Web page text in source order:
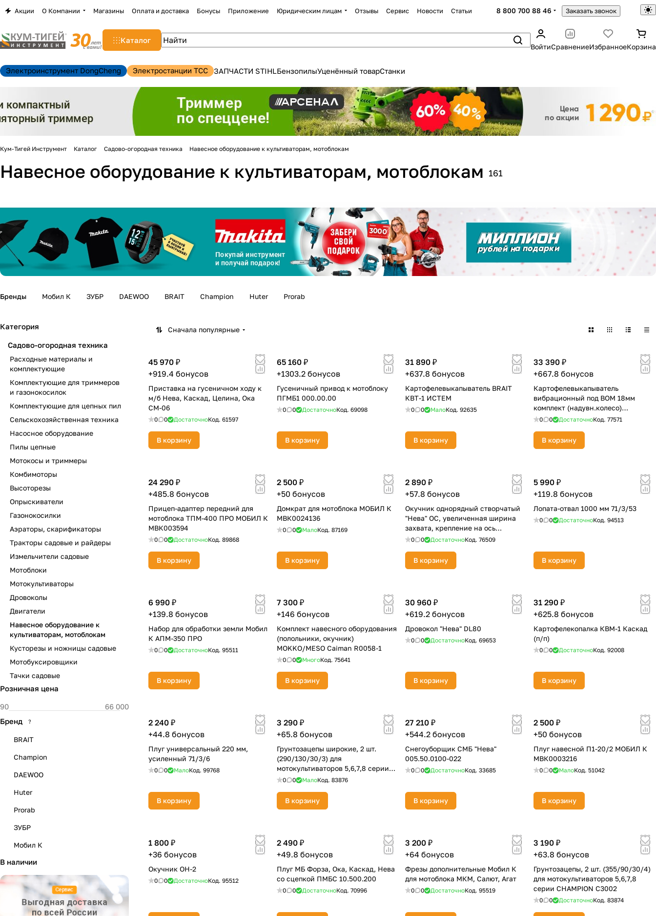
Акции О Компании Магазины Оплата и доставка Бонусы Приложение Юридическим лицам Отзывы Сервис Новости Статьи 8 800 700 88 46 Заказать звонок
Каталог
ВойтиСравнениеИзбранноеКорзина
Электроинструмент DongCheng Электростанции TCC ЗАПЧАСТИ STIHLБензопилыУценённый товарСтанки
Кум-Тигей Инструмент Каталог Садово-огородная техника Навесное оборудование к культиваторам, мотоблокам
Навесное оборудование к культиваторам, мотоблокам 161
Бренды Мобил К ЗУБР DAEWOO BRAIT Champion Huter Prorab
Сначала популярные
45 970 ₽
+919.4 бонусов
Приставка на гусеничном ходу к
м/б Нева, Каскад, Целина, Ока
СМ-06
0 0 ДостаточноКод. 61597
В корзину
65 160 ₽
+1303.2 бонусов
Гусеничный привод к мотоблоку
ПГМБ1 000.00.00
0 0 ДостаточноКод. 69098
В корзину
31 890 ₽
+637.8 бонусов
Картофелевыкапыватель BRAIT
КВТ-1 ИСТЕМ
0 0 МалоКод. 92635
В корзину
33 390 ₽
+667.8 бонусов
Картофелевыкапыватель
вибрационный под ВОМ 18мм
комплект (надувн.колесо)
02.01.04.00.00
0 0 ДостаточноКод. 77571
В корзину
24 290 ₽
+485.8 бонусов
Прицеп-адаптер передний для
мотоблока ТПМ-400 ПРО МОБИЛ К
МВК003594
0 0 ДостаточноКод. 89868
В корзину
2 500 ₽
+50 бонусов
Домкрат для мотоблока МОБИЛ К
МВК0024136
0 0 МалоКод. 87169
В корзину
2 890 ₽
+57.8 бонусов
Окучник однорядный створчатый
"Нева" ОС, увеличенная ширина
захвата, крепление на ось
005.03.0800-04
0 0 ДостаточноКод. 76509
В корзину
5 990 ₽
+119.8 бонусов
Лопата-отвал 1000 мм 71/3/53
0 0 ДостаточноКод. 94513
В корзину
6 990 ₽
+139.8 бонусов
Набор для обработки земли Мобил
К АПМ-350 ПРО
0 0 ДостаточноКод. 95511
В корзину
7 300 ₽
+146 бонусов
Комплект навесного оборудования
(полольники, окучник)
MOKKO/MESO Caiman R0058-1
0 0 МногоКод. 75641
В корзину
30 960 ₽
+619.2 бонусов
Дровокол "Нева" DL80
0 0 ДостаточноКод. 69653
В корзину
31 290 ₽
+625.8 бонусов
Картофелекопалка КВМ-1 Каскад
(п/п)
0 0 ДостаточноКод. 92008
В корзину
2 240 ₽
+44.8 бонусов
Плуг универсальный 220 мм,
усиленный 71/3/6
0 0 МалоКод. 99768
В корзину
3 290 ₽
+65.8 бонусов
Грунтозацепы широкие, 2 шт.
(290/130/30/3) для
мотокультиваторов 5,6,7,8 серии
CHAMPION C3001
0 0 МалоКод. 83876
В корзину
27 210 ₽
+544.2 бонусов
Снегоуборщик СМБ "Нева"
005.50.0100-022
0 0 ДостаточноКод. 33685
В корзину
2 500 ₽
+50 бонусов
Плуг навесной П1-20/2 МОБИЛ К
МВК0003216
0 0 МалоКод. 51042
В корзину
1 800 ₽
+36 бонусов
Окучник ОН-2
0 0 ДостаточноКод. 95512
2 490 ₽
+49.8 бонусов
Плуг МБ Форза, Ока, Каскад, Нева
со сцепкой ПМБС 10.500.200
0 0 ДостаточноКод. 70996
3 200 ₽
+64 бонусов
Фрезы дополнительные Мобил К
для мотоблока МКМ, Салют, Агат
0 0 ДостаточноКод. 95519
3 190 ₽
+63.8 бонусов
Грунтозацепы, 2 шт. (355/90/30/4)
для мотокультиваторов 5,6,7,8
серии CHAMPION C3002
0 0 ДостаточноКод. 83874
Категория
Садово-огородная техника
Расходные материалы и
комплектующие
Комплектующие для триммеров
и газонокосилок
Комплектующие для цепных пил
Сельскохозяйственная техника
Насосное оборудование
Пилы цепные
Мотокосы и триммеры
Комбимоторы
Высоторезы
Опрыскиватели
Газонокосилки
Аэраторы, скарификаторы
Тракторы садовые и райдеры
Измельчители садовые
Мотоблоки
Мотокультиваторы
Дровоколы
Двигатели
Навесное оборудование к
культиваторам, мотоблокам
Кусторезы и ножницы садовые
Мотобуксировщики
Тачки садовые
Розничная цена
Бренд ?
BRAIT
Champion
DAEWOO
Huter
Prorab
ЗУБР
Мобил К
ТЕХПРОМ
В наличии
Закрыть
Для клиентов всех банков
Разбейтеоплату
График платежей
Сегодня
25%
Оплачивайте сегодня только
Подробнее об оплате Плайтом
раз в 2 недели
8 800 302-02-51
plait.ru